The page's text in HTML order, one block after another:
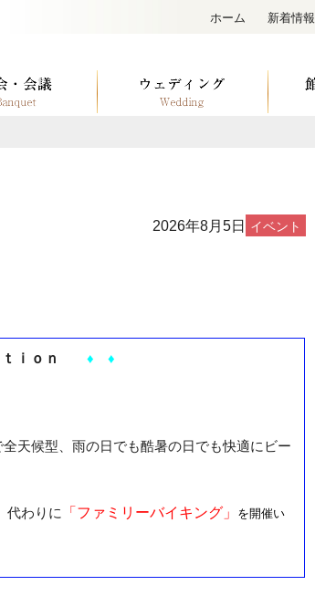
ホーム 新着情報
2026年8月5日 イベント
ｉｏｎ ♦ ♦
天候型、雨の日でも酷暑の日でも快適にビー
代わりに 「ファミリーバイキング」
を開催い